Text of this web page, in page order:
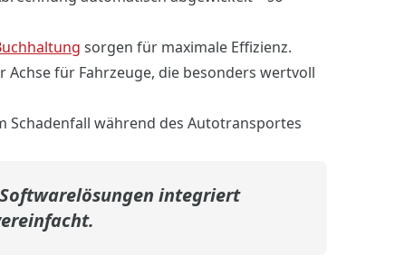
sorgen für maximale Effizienz.
für Fahrzeuge, die besonders wertvoll
Schadenfall während des Autotransportes
integriert